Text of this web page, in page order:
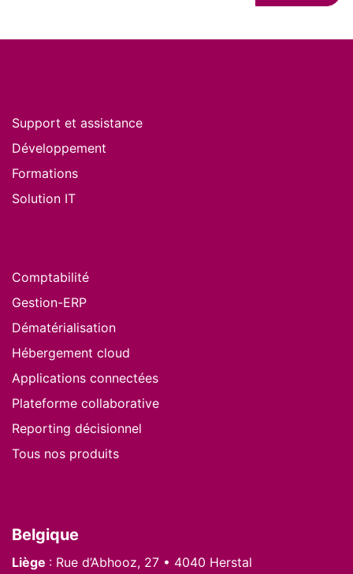
Support et assistance
Développement
Formations
Solution IT
Comptabilité
Gestion-ERP
Dématérialisation
Hébergement cloud
Applications connectées
Plateforme collaborative
Reporting décisionnel
Tous nos produits
Belgique
Liège : Rue d’Abhooz, 27 • 4040 Herstal